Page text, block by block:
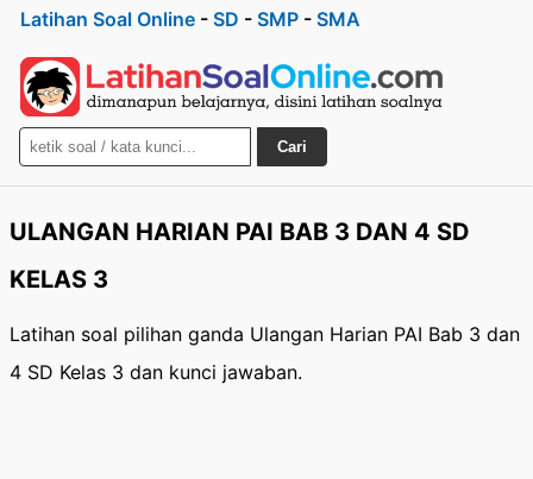
Latihan Soal Online - SD - SMP - SMA
Cari
ULANGAN HARIAN PAI BAB 3 DAN 4 SD
KELAS 3
Latihan soal pilihan ganda Ulangan Harian PAI Bab 3 dan
4 SD Kelas 3 dan kunci jawaban.